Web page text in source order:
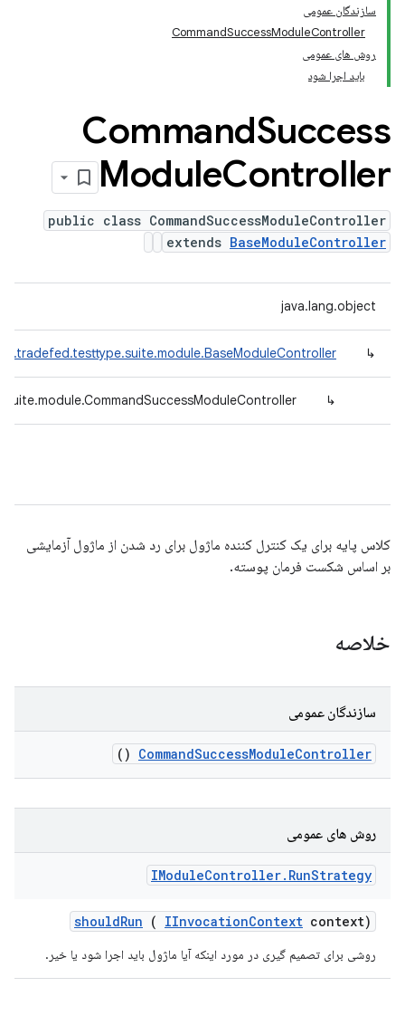
سازندگان عمومی
CommandSuccessModuleController
روش های عمومی
باید اجرا شود
CommandSuccess
ModuleController
public class CommandSuccessModuleController
extends BaseModuleController
java.lang.object
↳
↳
کلاس پایه برای یک کنترل کننده ماژول برای رد شدن از ماژول آزمایشی
بر اساس شکست فرمان پوسته.
خلاصه
سازندگان عمومی
CommandSuccessModuleController
()
روش های عمومی
IModuleController. RunStrategy
shouldRun ( IInvocationContext context)
روشی برای تصمیم گیری در مورد اینکه آیا ماژول باید اجرا شود یا خیر.